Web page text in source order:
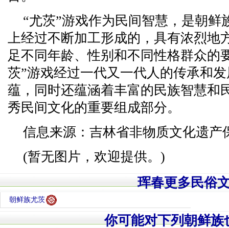
“尤茨”游戏作为民间智慧，是朝鲜
上经过不断加工形成的，具有浓烈地
足不同年龄、性别和不同性格群众的
茨”游戏经过一代又一代人的传承和
蕴，同时还蕴涵着丰富的民族智慧和
秀民间文化的重要组成部分。
信息来源：吉林省非物质文化遗产
(暂无图片，欢迎提供。)
珲春更多民俗
朝鲜族尤茨
你可能对下列朝鲜族